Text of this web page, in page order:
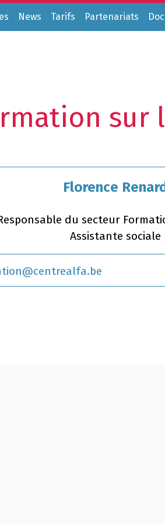
News Tarifs Partenariats
sur
Florence
du secteur
Assistante sociale